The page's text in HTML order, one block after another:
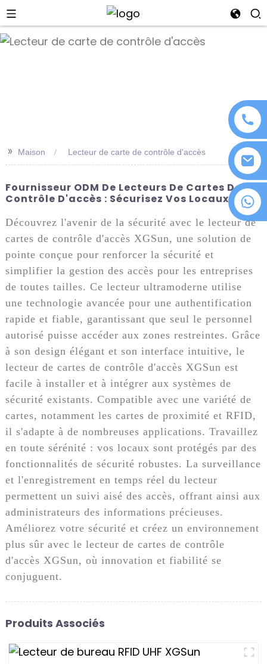
+86 18076372139
>> Maison Lecteur de carte de contrôle d'accès
Fournisseur ODM De Lecteurs De Cartes De
Contrôle D'accès : Sécurisez Vos Locaux
Découvrez l'avenir de la sécurité avec le lecteur de
cartes de contrôle d'accès XGSun, une solution de
pointe conçue pour renforcer la sécurité et
simplifier la gestion des accès pour les entreprises
de toutes tailles. Ce lecteur ultramoderne utilise
une technologie avancée pour une authentification
rapide et fiable, garantissant que seul le personnel
autorisé puisse accéder aux zones restreintes. Grâce
à son design élégant et son interface intuitive, le
lecteur de cartes de contrôle d'accès XGSun est
facile à installer et à intégrer aux systèmes de
sécurité existants. Compatible avec une variété de
cartes, notamment les cartes de proximité et RFID,
il s'adapte à de nombreuses applications. Travaillez
en toute sérénité : vos locaux sont protégés par des
fonctionnalités de sécurité robustes. La surveillance
et l'enregistrement en temps réel du lecteur
permettent un suivi aisé des accès, offrant ainsi aux
administrateurs des informations précieuses.
Améliorez votre sécurité et créez un environnement
plus sûr avec le lecteur de cartes de contrôle
d'accès XGSun, où innovation et fiabilité se
conjuguent.
Produits Associés